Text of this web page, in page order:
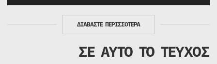
ΔΙΑΒΑΣΤΕ ΠΕΡΙΣΣΟΤΕΡΑ
ΣΕ ΑΥΤΟ ΤΟ ΤΕΥΧΟΣ